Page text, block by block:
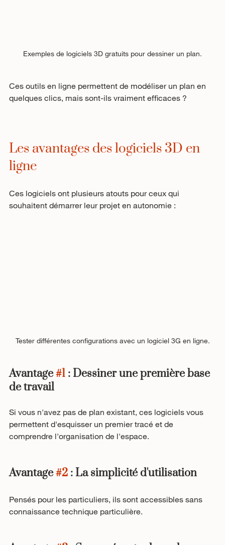
Exemples de logiciels 3D gratuits pour dessiner un plan.
Ces outils en ligne permettent de modéliser un plan en
quelques clics, mais sont-ils vraiment efficaces ?
Les avantages des logiciels 3D en
ligne
Ces logiciels ont plusieurs atouts pour ceux qui
souhaitent démarrer leur projet en autonomie :
Tester différentes configurations avec un logiciel 3G en ligne.
Avantage #1 : Dessiner une première base
de travail
Si vous n'avez pas de plan existant, ces logiciels vous
permettent d'esquisser un premier tracé et de
comprendre l'organisation de l'espace.
Avantage #2 : La simplicité d'utilisation
Pensés pour les particuliers, ils sont accessibles sans
connaissance technique particulière.